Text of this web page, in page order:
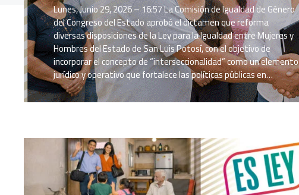
Lunes, Junio 29, 2026 – 16:57 La Comisión de Igualdad de Género
del Congreso del Estado aprobó el dictamen que reforma
diversas disposiciones de la Ley para la Igualdad entre Mujeres y
Hombres del Estado de San Luis Potosí, con el objetivo de
incorporar el concepto de “interseccionalidad” como un elemento
jurídico y operativo que fortalece las políticas públicas en…